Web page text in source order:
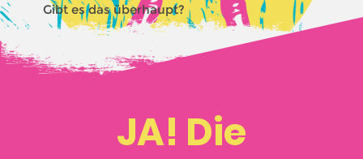
Gibt es das überhaupt?
JA! Die